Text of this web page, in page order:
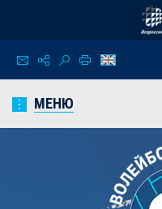
МЕНЮ